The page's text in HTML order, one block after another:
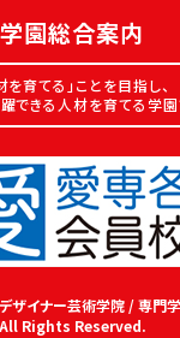
学園総合案内
育てる」ことを目指し、
できる人材を育てる学園
イナー芸術学院 / 専門
All Rights Reserved.